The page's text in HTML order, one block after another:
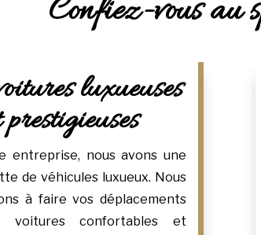
Confiez-vous au
luxueuses
prestigieuses
entreprise, nous avons une
de véhicules luxueux. Nous
à faire vos déplacements
voitures confortables et